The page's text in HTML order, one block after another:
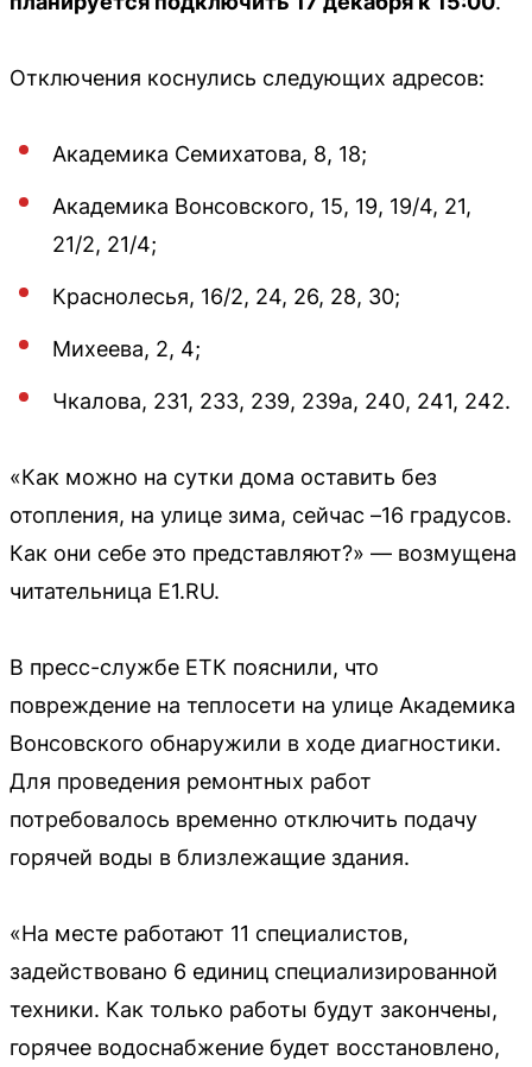
Отключения коснулись следующих адресов:
Академика Семихатова, 8, 18;
Академика Вонсовского, 15, 19, 19/4, 21,
21/2, 21/4;
Краснолесья, 16/2, 24, 26, 28, 30;
Михеева, 2, 4;
Чкалова, 231, 233, 239, 239а, 240, 241, 242.
«Как можно на сутки дома оставить без
отопления, на улице зима, сейчас –16 градусов.
Как они себе это представляют?» — возмущена
читательница E1.RU.
В пресс-службе ЕТК пояснили, что
повреждение на теплосети на улице Академика
Вонсовского обнаружили в ходе диагностики.
Для проведения ремонтных работ
потребовалось временно отключить подачу
горячей воды в близлежащие здания.
«На месте работают 11 специалистов,
задействовано 6 единиц специализированной
техники. Как только работы будут закончены,
горячее водоснабжение будет восстановлено,